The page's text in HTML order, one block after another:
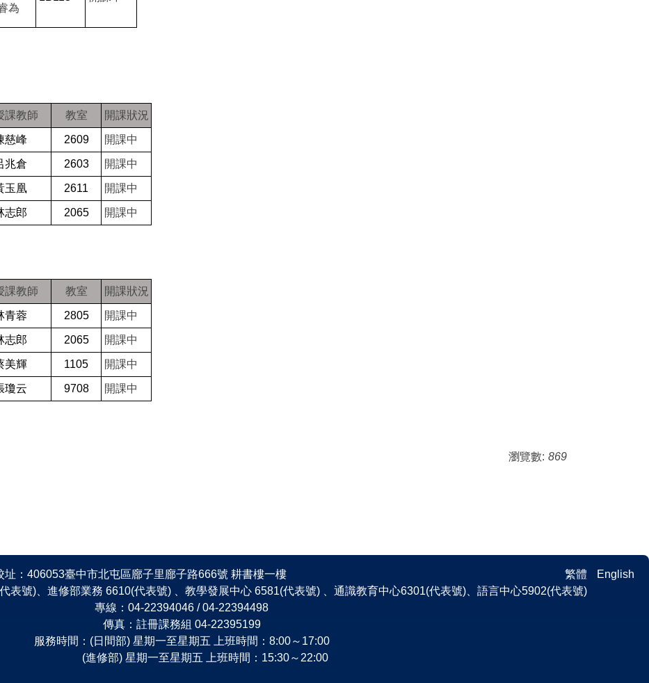
為
課教師 教室 開課狀況
慈峰 2609 開課中
兆倉 2603 開課中
玉凰 2611 開課中
志郎 2065 開課中
課教師 教室 開課狀況
青蓉 2805 開課中
志郎 2065 開課中
美輝 1105 開課中
瓊云 9708 開課中
瀏覽數: 869
繁體 English
址：406053臺中市北屯區廍子里廍子路666號 耕書樓一樓
表號)、進修部業務 6610(代表號) 、教學發展中心 6581(代表號) 、通識教育中心6301(代表號)、語言中心5902(代表號)
專線：04-22394046 / 04-22394498
傳真：註冊課務組 04-22395199
服務時間：(日間部) 星期一至星期五 上班時間：8:00～17:00
(進修部) 星期一至星期五 上班時間：15:30～22:00